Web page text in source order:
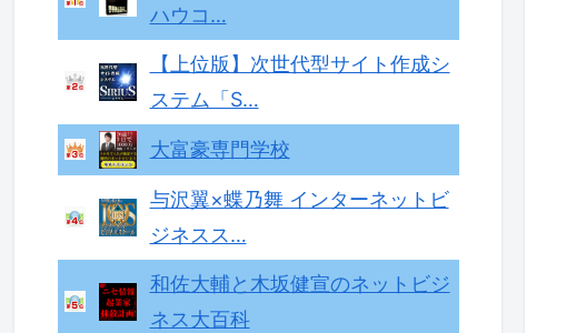
ハウコ…
【上位版】次世代型サイト作成シ
ステム「S…
大富豪専門学校
与沢翼×蝶乃舞 インターネットビ
ジネスス…
和佐大輔と木坂健宣のネットビジ
ネス大百科